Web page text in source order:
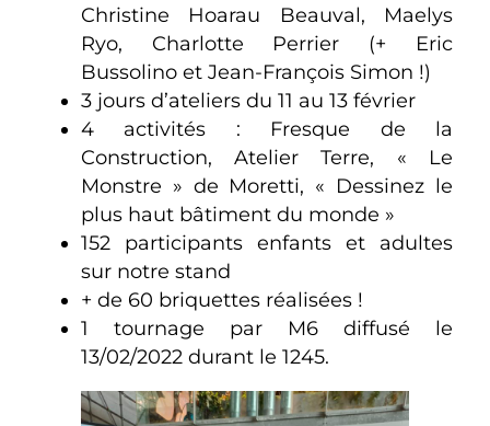
Christine Hoarau Beauval, Maelys
Ryo, Charlotte Perrier (+ Eric
Bussolino et Jean-François Simon !)
3 jours d’ateliers du 11 au 13 février
4 activités : Fresque de la
Construction, Atelier Terre, « Le
Monstre » de Moretti, « Dessinez le
plus haut bâtiment du monde »
152 participants enfants et adultes
sur notre stand
+ de 60 briquettes réalisées !
1 tournage par M6 diffusé le
13/02/2022 durant le 1245.